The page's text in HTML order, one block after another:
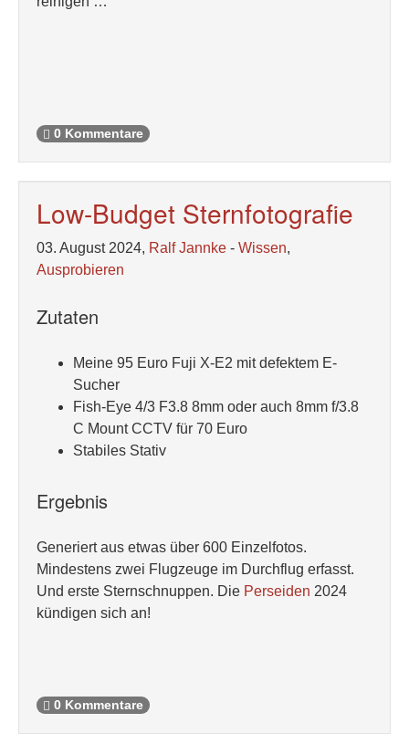
0 Kommentare
Low-Budget Sternfotografie
03. August 2024, Ralf Jannke - Wissen,
Ausprobieren
Zutaten
Meine 95 Euro Fuji X-E2 mit defektem E-
Sucher
Fish-Eye 4/3 F3.8 8mm oder auch 8mm f/3.8
C Mount CCTV für 70 Euro
Stabiles Stativ
Ergebnis
Generiert aus etwas über 600 Einzelfotos.
Mindestens zwei Flugzeuge im Durchflug erfasst.
Und erste Sternschnuppen. Die Perseiden 2024
kündigen sich an!
0 Kommentare